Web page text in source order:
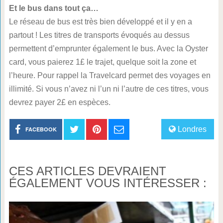
Et le bus dans tout ça…
Le réseau de bus est très bien développé et il y en a
partout ! Les titres de transports évoqués au dessus
permettent d’emprunter également le bus. Avec la Oyster
card, vous paierez 1£ le trajet, quelque soit la zone et
l’heure. Pour rappel la Travelcard permet des voyages en
illimité. Si vous n’avez ni l’un ni l’autre de ces titres, vous
devrez payer 2£ en espèces.
Londres
FACEBOOK
CES ARTICLES DEVRAIENT
ÉGALEMENT VOUS INTÉRESSER :